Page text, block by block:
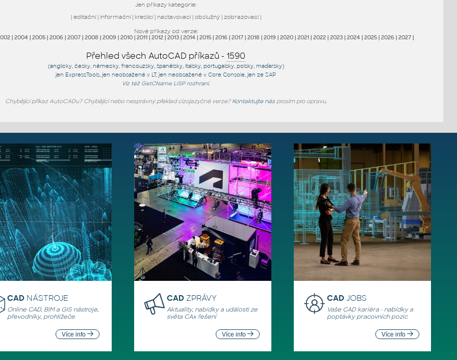
Jen příkazy kategorie:
| editační| informační| kreslicí| nastavovací| obslužný| zobrazovací|
Nové příkazy od verze:
| 2004| 2005| 2006| 2007| 2008 | 2009| 2010| 2011| 2012| 2013| 2014| 2015| 2016| 2017| 2018 | 2019| 2020| 2021| 2022| 2023| 2024| 2025| 2026| 2027|
Přehled všech AutoCAD příkazů - 1590
(anglicky, česky, německy, francouzsky, španělsky, italsky, portugalsky, polsky, maďarsky)
jen ExpressTools, jenneobsažené v LT, jenneobsažené v Core Console, jenze SAP
Viz též GetCName LISP rozhraní.
Chybějící příkaz AutoCADu? Chybějící nebo nesprávný překlad cizojazyčné verze? Kontaktujte násprosím pro opravu.
CAD NÁSTROJE
Online CAD, BIM a GIS nástroje,
převodníky, prohlížeče
Více info
CAD ZPRÁVY
Aktuality, nabídky a události ze
světa CAx řešení
Více info
CADJOBS
Vaše CAD kariéra - nabídky a
poptávky pracovních pozic
Více info